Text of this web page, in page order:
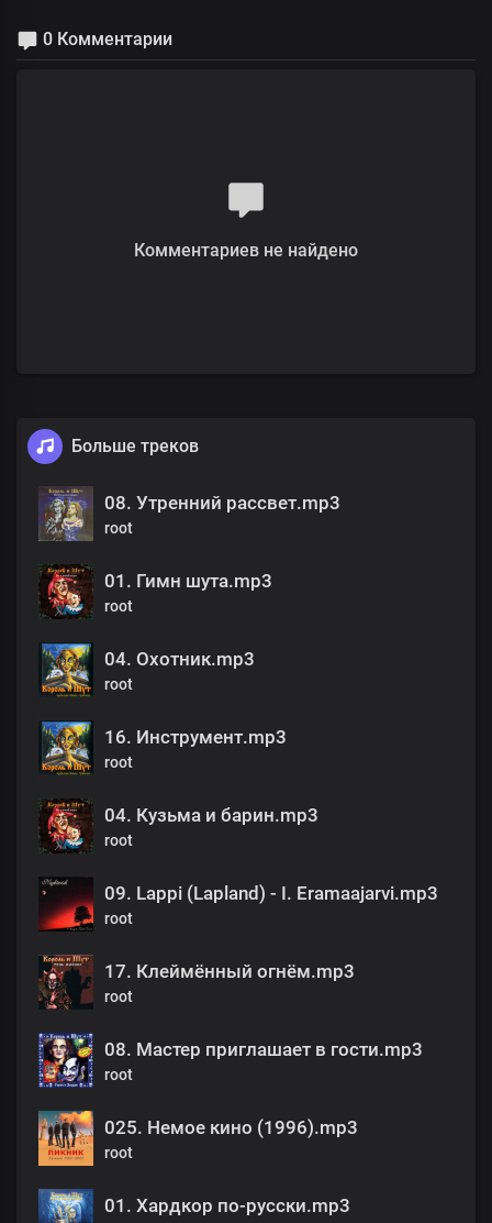
0 Комментарии
Комментариев не найдено
Больше треков
08. Утренний рассвет.mp3
root
01. Гимн шута.mp3
root
04. Охотник.mp3
root
16. Инструмент.mp3
root
04. Кузьма и барин.mp3
root
09. Lappi (Lapland) - I. Eramaajarvi.mp3
root
17. Клеймённый огнём.mp3
root
08. Мастер приглашает в гости.mp3
root
025. Немое кино (1996).mp3
root
01. Хардкор по-русски.mp3